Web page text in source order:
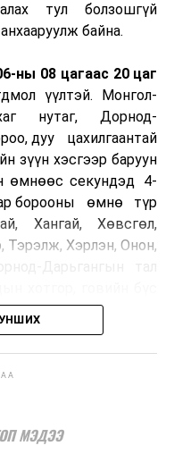
тул болзошгүй
байна.
ны 08 цагаас 20 цаг
үүлтэй. Монгол-
нутаг, Дорнод-
дуу цахилгаантай
зүүн хэсгээр баруун
өмнөөс секундэд 4-
борооны өмнө түр
Хангай, Хөвсгөл,
Тэрэлж, Хэрлэн, Онон,
бусад нутгаар 27-
ОРЧМООР:
Салхи баруун
4-9 метр. 27-29 хэм
МЭДЭЭ